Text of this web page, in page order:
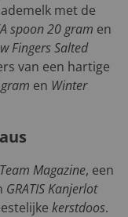
met de
spoon 20 gram en
Fingers Salted
van een hartige
en Winter
Team Magazine, een
GRATIS Kanjerlot
kerstdoos.